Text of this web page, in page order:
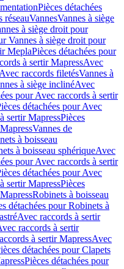
Pièces détachées
réseauVannesVannes à siège
à siège droit pour
Vannes à siège droit pour
MeplaPièces détachées pour
à sertir MapressAvec
raccords filetésVannes à
à siège inclinéAvec
pour Avec raccords à sertir
détachées pour Avec
sertir MapressPièces
Vannes de
à boisseau
à boisseau sphériqueAvec
pour Avec raccords à sertir
détachées pour Avec
sertir MapressPièces
Robinets à boisseau
détachées pour Robinets à
Avec raccords à sertir
raccords à sertir
à sertir MapressAvec
détachées pour Clapets
Pièces détachées pour